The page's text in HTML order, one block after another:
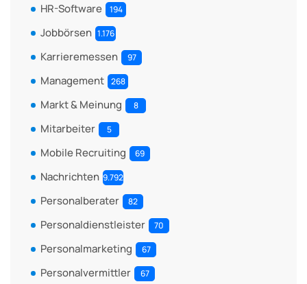
HR-Software 194
Jobbörsen 1.176
Karrieremessen 97
Management 268
Markt & Meinung 8
Mitarbeiter 5
Mobile Recruiting 69
Nachrichten 9.792
Personalberater 82
Personaldienstleister 70
Personalmarketing 67
Personalvermittler 67